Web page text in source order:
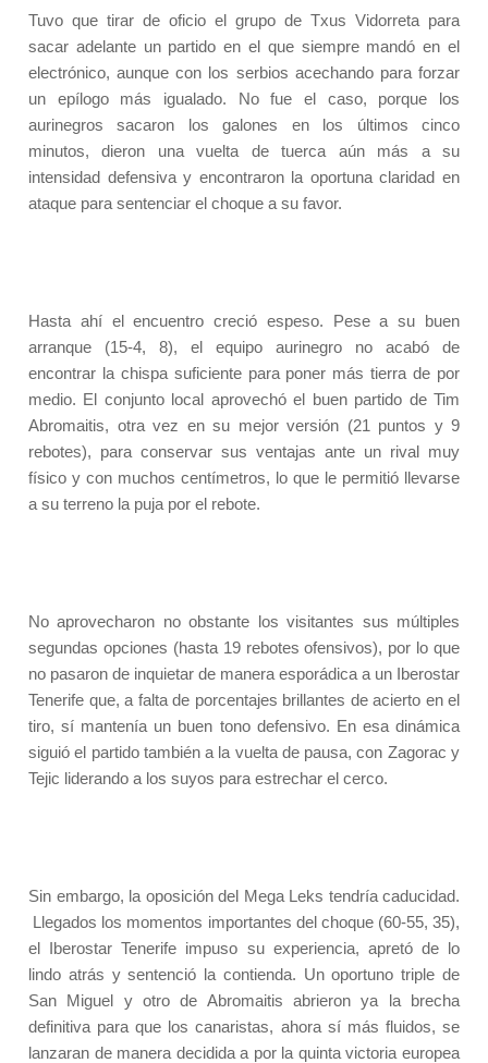
Tuvo que tirar de oficio el grupo de Txus Vidorreta para
sacar adelante un partido en el que siempre mandó en el
electrónico, aunque con los serbios acechando para forzar
un epílogo más igualado. No fue el caso, porque los
aurinegros sacaron los galones en los últimos cinco
minutos, dieron una vuelta de tuerca aún más a su
intensidad defensiva y encontraron la oportuna claridad en
ataque para sentenciar el choque a su favor.
Hasta ahí el encuentro creció espeso. Pese a su buen
arranque (15-4, 8), el equipo aurinegro no acabó de
encontrar la chispa suficiente para poner más tierra de por
medio. El conjunto local aprovechó el buen partido de Tim
Abromaitis, otra vez en su mejor versión (21 puntos y 9
rebotes), para conservar sus ventajas ante un rival muy
físico y con muchos centímetros, lo que le permitió llevarse
a su terreno la puja por el rebote.
No aprovecharon no obstante los visitantes sus múltiples
segundas opciones (hasta 19 rebotes ofensivos), por lo que
no pasaron de inquietar de manera esporádica a un Iberostar
Tenerife que, a falta de porcentajes brillantes de acierto en el
tiro, sí mantenía un buen tono defensivo. En esa dinámica
siguió el partido también a la vuelta de pausa, con Zagorac y
Tejic liderando a los suyos para estrechar el cerco.
Sin embargo, la oposición del Mega Leks tendría caducidad.
Llegados los momentos importantes del choque (60-55, 35),
el Iberostar Tenerife impuso su experiencia, apretó de lo
lindo atrás y sentenció la contienda. Un oportuno triple de
San Miguel y otro de Abromaitis abrieron ya la brecha
definitiva para que los canaristas, ahora sí más fluidos, se
lanzaran de manera decidida a por la quinta victoria europea